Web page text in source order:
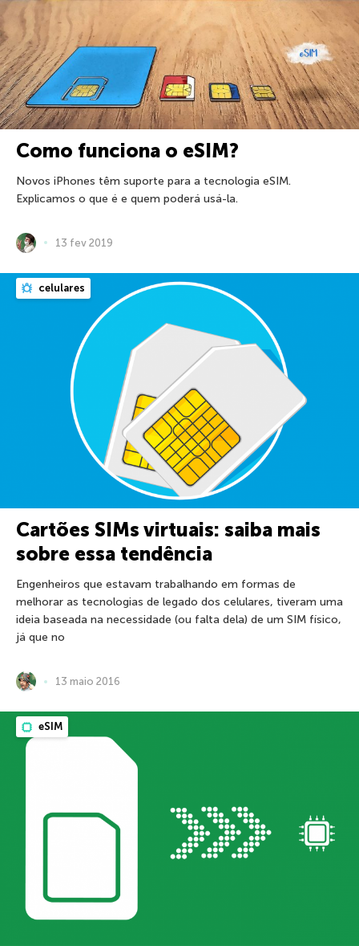
Como funciona o eSIM?
Novos iPhones têm suporte para a tecnologia eSIM.
Explicamos o que é e quem poderá usá-la.
13 fev 2019
celulares
Cartões SIMs virtuais: saiba mais
sobre essa tendência
Engenheiros que estavam trabalhando em formas de
melhorar as tecnologias de legado dos celulares, tiveram uma
ideia baseada na necessidade (ou falta dela) de um SIM físico,
já que no
13 maio 2016
eSIM